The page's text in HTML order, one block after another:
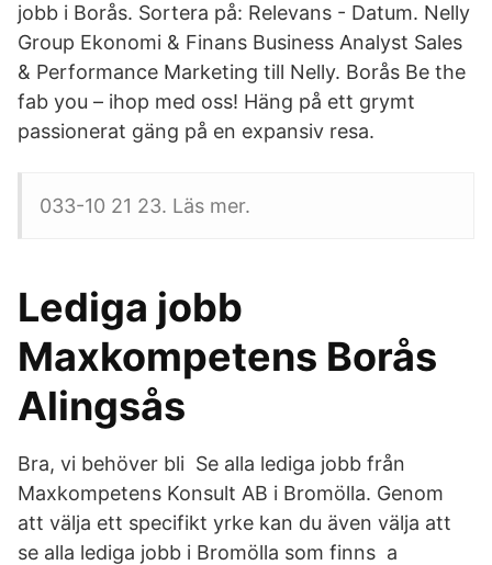
jobb i Borås. Sortera på: Relevans - Datum. Nelly
Group Ekonomi & Finans Business Analyst Sales
& Performance Marketing till Nelly. Borås Be the
fab you – ihop med oss! Häng på ett grymt
passionerat gäng på en expansiv resa.
033-10 21 23. Läs mer.
Lediga jobb
Maxkompetens Borås
Alingsås
Bra, vi behöver bli Se alla lediga jobb från
Maxkompetens Konsult AB i Bromölla. Genom
att välja ett specifikt yrke kan du även välja att
se alla lediga jobb i Bromölla som finns a